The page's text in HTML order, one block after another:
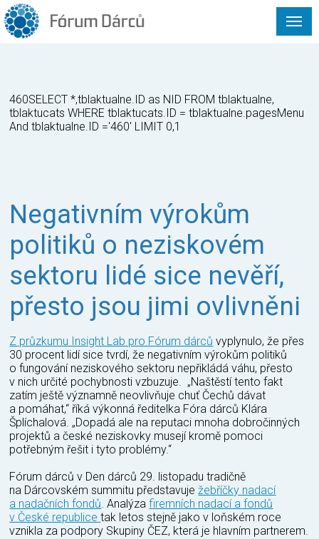
460SELECT *,tblaktualne.ID as NID FROM tblaktualne,
tblaktucats WHERE tblaktucats.ID = tblaktualne.pagesMenu
And tblaktualne.ID ='460' LIMIT 0,1
Negativním výrokům
politiků o neziskovém
sektoru lidé sice nevěří,
přesto jsou jimi ovlivněni
Z průzkumu Insight Lab pro Fórum dárců vyplynulo, že přes
30 procent lidí sice tvrdí, že negativním výrokům politiků
o fungování neziskového sektoru nepřikládá váhu, přesto
v nich určité pochybnosti vzbuzuje. „Naštěstí tento fakt
zatím ještě významně neovlivňuje chuť Čechů dávat
a pomáhat,“ říká výkonná ředitelka Fóra dárců Klára
Šplíchalová. „Dopadá ale na reputaci mnoha dobročinných
projektů a české neziskovky musejí kromě pomoci
potřebným řešit i tyto problémy.“
Fórum dárců v Den dárců 29. listopadu tradičně
na Dárcovském summitu představuježebříčky nadací
a nadačních fondů. Analýzafiremních nadací a fondů
v České republicetak letos stejně jako v loňském roce
vznikla za podpory Skupiny ČEZ, která je hlavním partnerem.